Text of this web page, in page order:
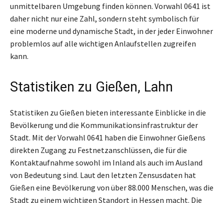
unmittelbaren Umgebung finden können. Vorwahl 0641 ist
daher nicht nur eine Zahl, sondern steht symbolisch für
eine moderne und dynamische Stadt, in der jeder Einwohner
problemlos auf alle wichtigen Anlaufstellen zugreifen
kann.
Statistiken zu Gießen, Lahn
Statistiken zu Gießen bieten interessante Einblicke in die
Bevölkerung und die Kommunikationsinfrastruktur der
Stadt. Mit der Vorwahl 0641 haben die Einwohner Gießens
direkten Zugang zu Festnetzanschlüssen, die für die
Kontaktaufnahme sowohl im Inland als auch im Ausland
von Bedeutung sind. Laut den letzten Zensusdaten hat
Gießen eine Bevölkerung von über 88.000 Menschen, was die
Stadt zu einem wichtigen Standort in Hessen macht. Die